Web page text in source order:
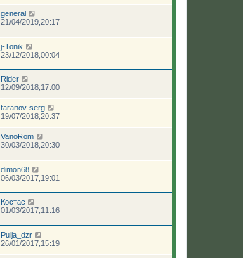
general
21/04/2019,20:17
j-Tonik
23/12/2018,00:04
Rider
12/09/2018,17:00
taranov-serg
19/07/2018,20:37
VanoRom
30/03/2018,20:30
dimon68
06/03/2017,19:01
Костас
01/03/2017,11:16
Pulja_dzr
26/01/2017,15:19